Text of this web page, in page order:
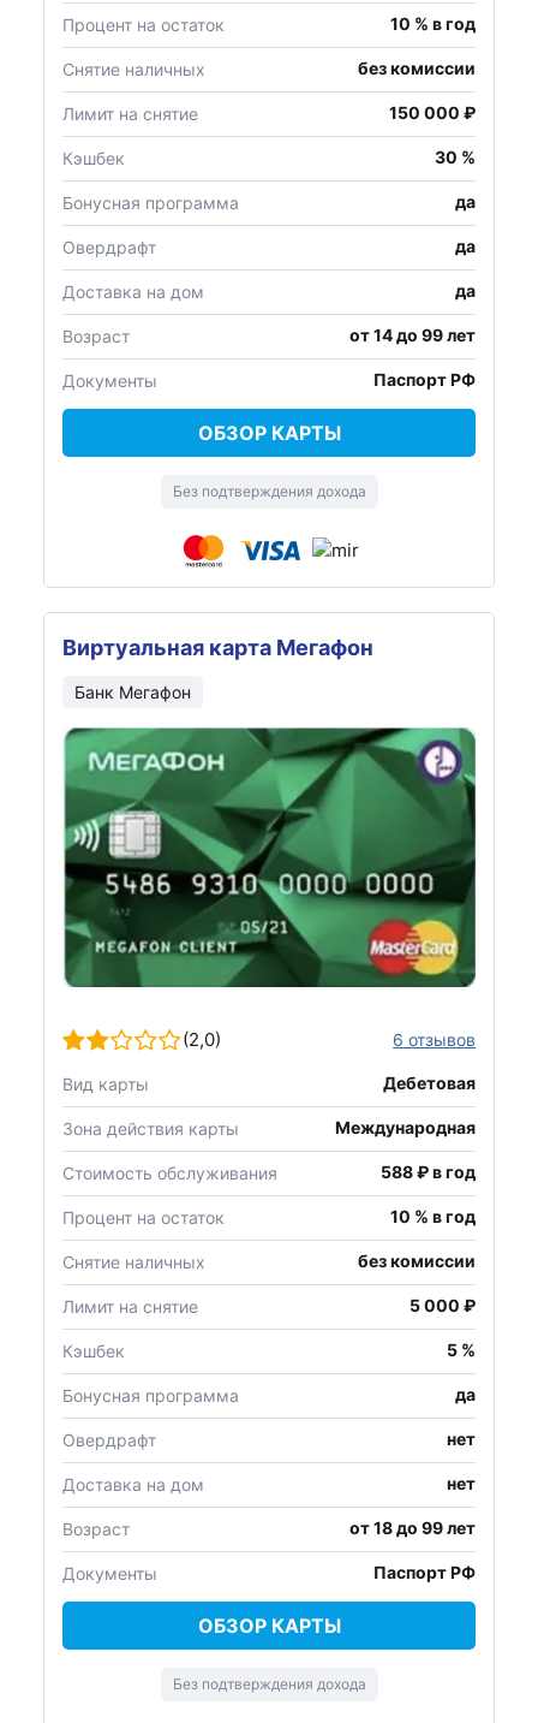
Процент на остаток 10 % в год
Снятие наличных без комиссии
Лимит на снятие 150 000 ₽
Кэшбек 30 %
Бонусная программа да
Овердрафт да
Доставка на дом да
Возраст от 14 до 99 лет
Документы Паспорт РФ
ОБЗОР КАРТЫ
Без подтверждения дохода
Виртуальная карта Мегафон
Банк Мегафон
(2,0) 6 отзывов
Вид карты Дебетовая
Зона действия карты Международная
Стоимость обслуживания 588 ₽ в год
Процент на остаток 10 % в год
Снятие наличных без комиссии
Лимит на снятие 5 000 ₽
Кэшбек 5 %
Бонусная программа да
Овердрафт нет
Доставка на дом нет
Возраст от 18 до 99 лет
Документы Паспорт РФ
ОБЗОР КАРТЫ
Без подтверждения дохода